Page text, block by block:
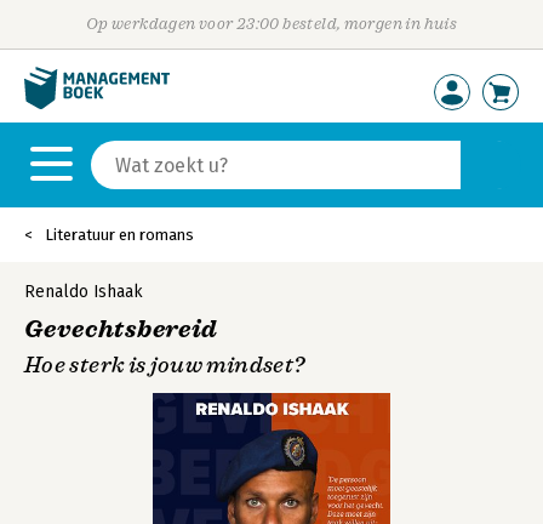
Op werkdagen voor 23:00 besteld, morgen in huis
Literatuur en romans
Renaldo Ishaak
Gevechtsbereid
Hoe sterk is jouw mindset?